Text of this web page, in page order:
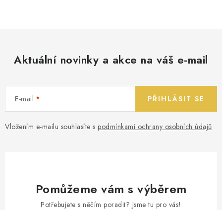
Aktuální novinky a akce na váš e-mail
E-mail
Vložením e-mailu souhlasíte s podmínkami ochrany osobních údajů
PŘIHLÁSIT SE
Pomůžeme vám s výběrem
Potřebujete s něčím poradit? Jsme tu pro vás!